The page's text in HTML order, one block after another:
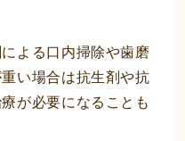
よる口内掃除や歯磨
い場合は抗生剤や抗
が必要になることも